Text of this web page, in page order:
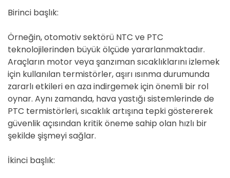
Birinci başlık:
Örneğin, otomotiv sektörü NTC ve PTC
teknolojilerinden büyük ölçüde yararlanmaktadır.
Araçların motor veya şanzıman sıcaklıklarını izlemek
için kullanılan termistörler, aşırı ısınma durumunda
zararlı etkileri en aza indirgemek için önemli bir rol
oynar. Aynı zamanda, hava yastığı sistemlerinde de
PTC termistörleri, sıcaklık artışına tepki göstererek
güvenlik açısından kritik öneme sahip olan hızlı bir
şekilde şişmeyi sağlar.
İkinci başlık: